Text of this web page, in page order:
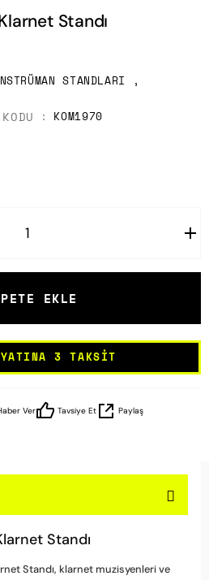
Standı
STANDLARI
,
KOM1970
EKLE
3 TAKSIT
Ver Tavsiye Et Paylaş
Standı
Standı, klarnet muzisyenleri ve